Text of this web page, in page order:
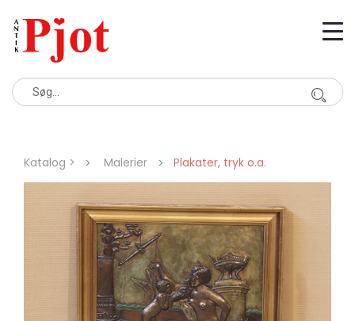
Katalog > Malerier Plakater, tryk o.a.